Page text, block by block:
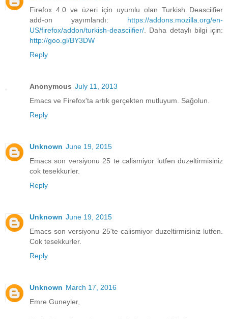
Firefox 4.0 ve üzeri için uyumlu olan Turkish Deasciifier
add-on yayımlandı: https://addons.mozilla.org/en-
US/firefox/addon/turkish-deasciifier/ . Daha detaylı bilgi için:
http://goo.gl/BY3DW
Reply
Anonymous July 11, 2013
Emacs ve Firefox'ta artık gerçekten mutluyum. Sağolun.
Reply
Unknown June 19, 2015
Emacs son versiyonu 25 te calismiyor lutfen duzeltirmisiniz
cok tesekkurler.
Reply
Unknown June 19, 2015
Emacs son versiyonu 25'te calismiyor duzeltirmisiniz lutfen.
Cok tesekkurler.
Reply
Unknown March 17, 2016
Emre Guneyler,